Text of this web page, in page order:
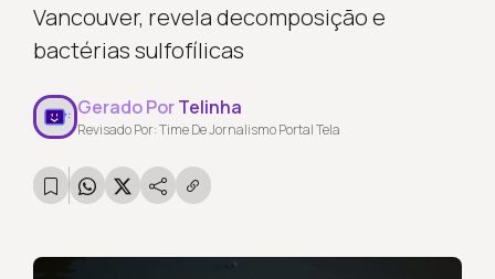
Vancouver, revela decomposição e
bactérias sulfofílicas
Gerado PorTelinha
Revisado Por: Time De Jornalismo Portal Tela